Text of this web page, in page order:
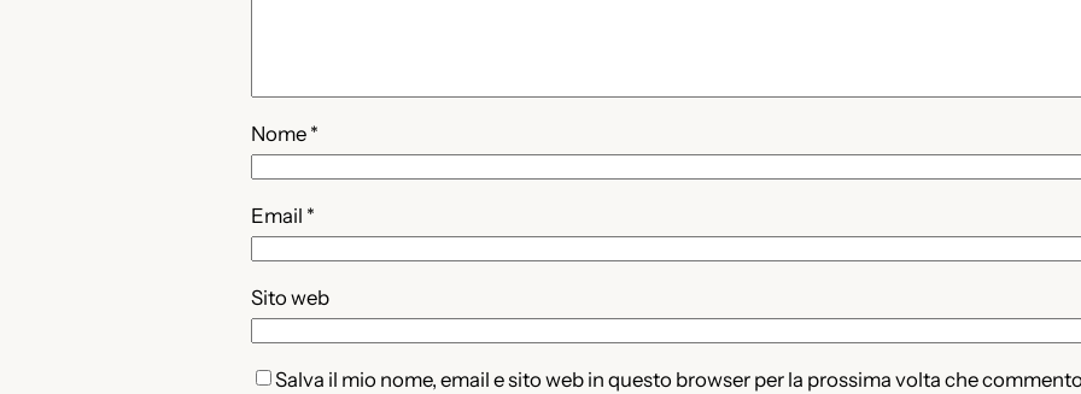
Nome *
Email *
Sito web
Salva il mio nome, email e sito web in questo browser per la prossima volta che